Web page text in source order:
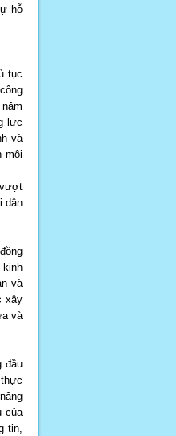
hỗ
tục
lực
và
môi
dân
và
xây
và
đầu
của
tin,